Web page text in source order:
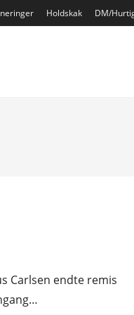
Holdskak DM/
Carlsen endte remis